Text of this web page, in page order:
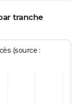
tranche
(source :